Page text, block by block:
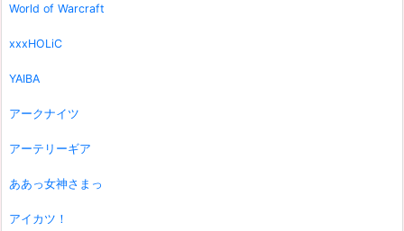
World of Warcraft
xxxHOLiC
YAIBA
アークナイツ
アーテリーギア
ああっ女神さまっ
アイカツ！